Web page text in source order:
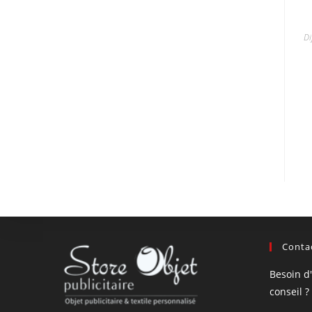
Besoin
conseil